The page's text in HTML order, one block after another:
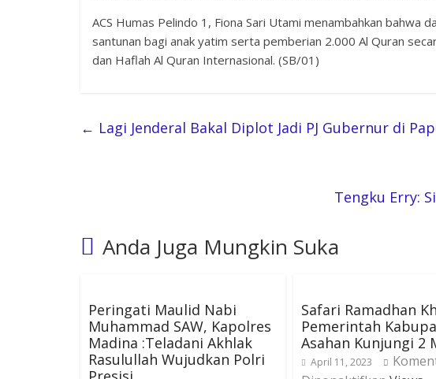
ACS Humas Pelindo 1, Fiona Sari Utami menambahkan bahwa
santunan bagi anak yatim serta pemberian 2.000 Al Quran
dan Haflah Al Quran Internasional. (SB/01)
← Lagi Jenderal Bakal Diplot Jadi PJ Gubernur di
Tengku Erry:
Anda Juga Mungkin Suka
Peringati Maulid Nabi
Muhammad SAW, Kapolres
Madina :Teladani Akhlak
Rasulullah Wujudkan Polri
Safari Ramadhan
Pemerintah
Asahan Kunjungi 2
April 11, 2023